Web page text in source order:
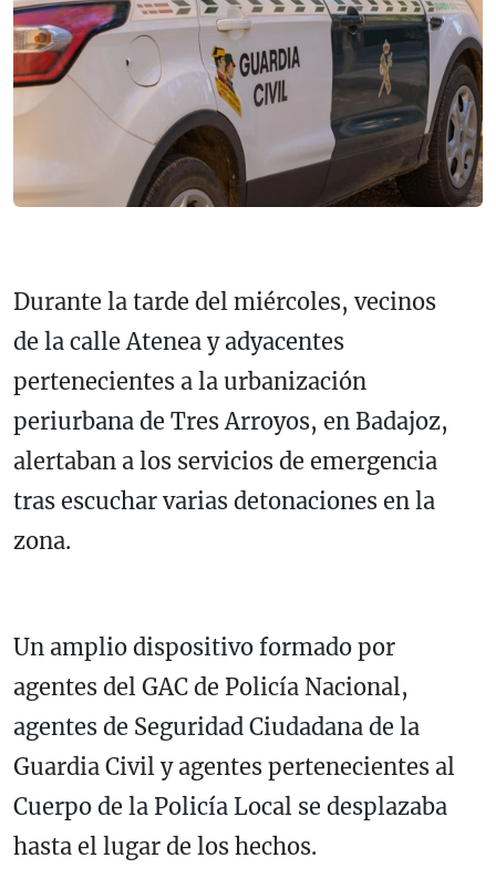
Durante la tarde del miércoles, vecinos
de la calle Atenea y adyacentes
pertenecientes a la urbanización
periurbana de Tres Arroyos, en Badajoz,
alertaban a los servicios de emergencia
tras escuchar varias detonaciones en la
zona.
Un amplio dispositivo formado por
agentes del GAC de Policía Nacional,
agentes de Seguridad Ciudadana de la
Guardia Civil y agentes pertenecientes al
Cuerpo de la Policía Local se desplazaba
hasta el lugar de los hechos.